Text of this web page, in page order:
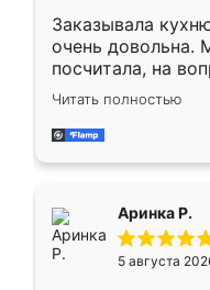
Заказывала
очень довольна.
посчитала, на
Замерщик
делу со всей
за день, ребята
Читать полностью
Аринка Р.
5 августа